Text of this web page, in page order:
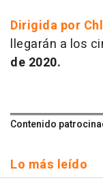
Dirigida por
llegarán a los
de 2020.
Contenido
Lo más leído